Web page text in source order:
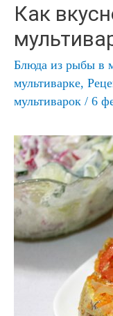
Как
Блюда из рыбы в
мультиварке,
мультиварок / 6